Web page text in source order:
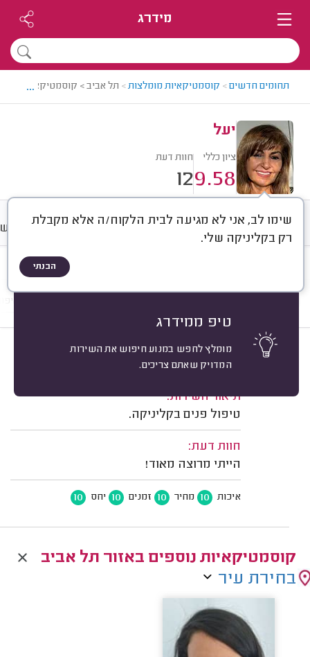
מידרג
תחומים חדשים> קוסמטיקאיות מומלצות> תל אביב > קוסמטיקאית
...
יעל
ציון כללי
9.58
חוות דעת
12
שימו לב, אני לא מגיעה לבית הלקוח/ה אלא מקבלת
רק בקליניקה שלי.
הבנתי
טיפ ממידרג
מומלץ לחפש במנוע חיפוש את השירות
המדויק שאתם צריכים.
חוות דעת מחירים ממוצע
בר הראלי, תל אביב.
משוב: 18/11/2025
תיאור השירות:
טיפול פנים בקליניקה.
חוות דעת:
הייתי מרוצה מאוד!
איכות 10 מחיר 10 זמנים 10 יחס 10
10
קוסמטיקאיות נוספים באזור תל אביב
בחירת עיר